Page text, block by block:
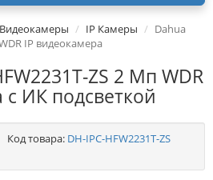
Видеокамеры IP Камеры
Dahua
IP видеокамера
ZS 2 Mп WDR
ИК подсветкой
Код товара: DH-IPC-HFW2231T-ZS